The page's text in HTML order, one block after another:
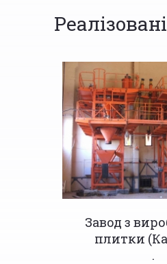
Завод з
плитки
.